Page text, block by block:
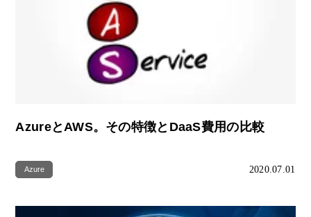
AzureとAWS。その特徴とDaaS費用の比較
Azure 2020.07.01